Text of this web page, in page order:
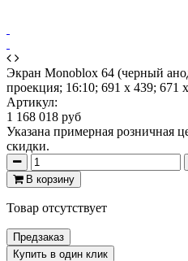
Экран Monoblox 64 (черный
проекция; 16:10; 691 x 439; 671
Артикул:
1 168 018 руб
Указана примерная розничная
скидки.
В корзину
Товар отсутствует
Предзаказ
Купить в один клик